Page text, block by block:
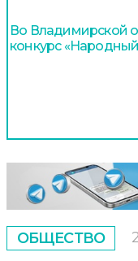
Во Владимирской
конкурс
ОБЩЕСТВО